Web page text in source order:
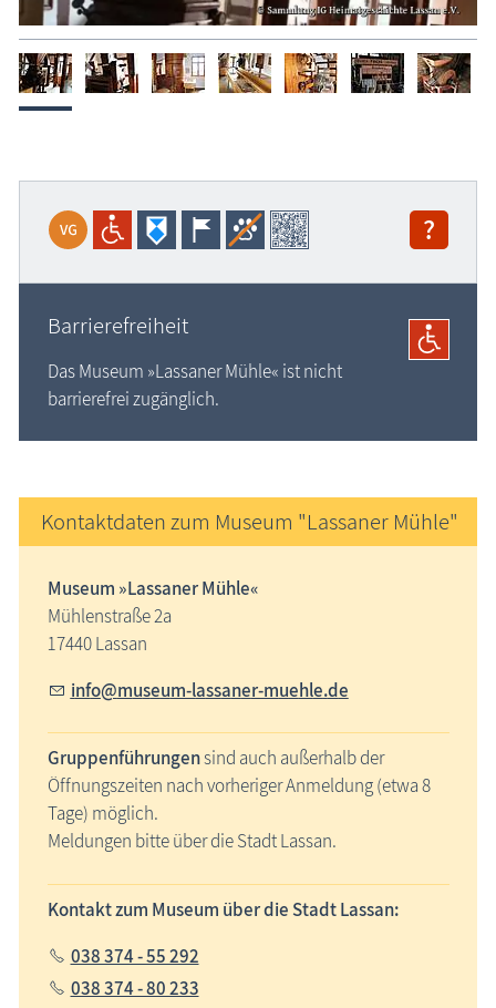
?
Barrierefreiheit
Das Museum »Lassaner Mühle« ist nicht
barrierefrei zugänglich.
Kontaktdaten zum Museum "Lassaner Mühle"
Museum »Lassaner Mühle«
Mühlenstraße 2a
17440 Lassan
nf
m s m-l ss n r-m hl d
Gruppenführungensind auch außerhalb der
Öffnungszeiten nach vorheriger Anmeldung (etwa 8
Tage) möglich.
Meldungen bitte über die Stadt Lassan.
Kontakt zum Museum über die Stadt Lassan:
038 374 - 55 292
038 374 - 80 233